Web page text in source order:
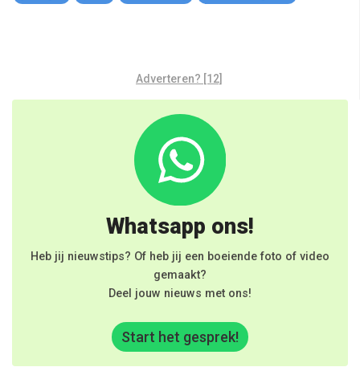
Adverteren? [12]
Whatsapp ons!
Heb jij nieuwstips? Of heb jij een boeiende foto of video
gemaakt?
Deel jouw nieuws met ons!
Start het gesprek!